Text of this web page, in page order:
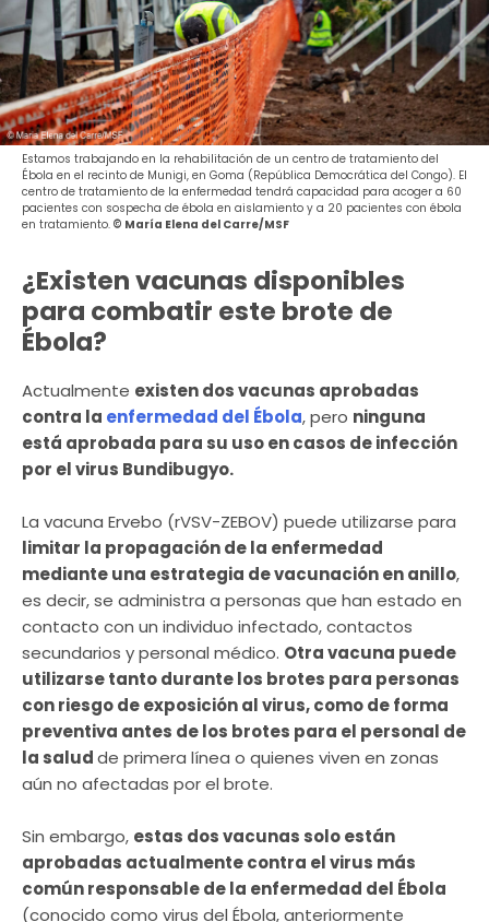
Estamos trabajando en la rehabilitación de un centro de tratamiento del
Ébola en el recinto de Munigi, en Goma (República Democrática del Congo). El
centro de tratamiento de la enfermedad tendrá capacidad para acoger a 60
pacientes con sospecha de ébola en aislamiento y a 20 pacientes con ébola
en tratamiento. © María Elena del Carre/MSF
¿Existen vacunas disponibles
para combatir este brote de
Ébola?
Actualmente existen dos vacunas aprobadas
contra la enfermedad del Ébola, pero ninguna
está aprobada para su uso en casos de infección
por el virus Bundibugyo.
La vacuna Ervebo (rVSV-ZEBOV) puede utilizarse para
limitar la propagación de la enfermedad
mediante una estrategia de vacunación en anillo,
es decir, se administra a personas que han estado en
contacto con un individuo infectado, contactos
secundarios y personal médico. Otra vacuna puede
utilizarse tanto durante los brotes para personas
con riesgo de exposición al virus, como de forma
preventiva antes de los brotes para el personal de
la saludde primera línea o quienes viven en zonas
aún no afectadas por el brote.
Sin embargo, estas dos vacunas solo están
aprobadas actualmente contra el virus más
común responsable de la enfermedad del Ébola
(conocido como virus del Ébola, anteriormente